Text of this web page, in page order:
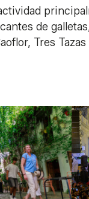
de
Tres